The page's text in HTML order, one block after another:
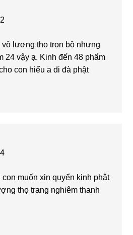
lượng thọ trọn bộ nhưng
24 vậy ạ. Kinh đến 48 phẩm
con hiểu a di đà phật
muốn xin quyển kinh phật
thọ trang nghiêm thanh